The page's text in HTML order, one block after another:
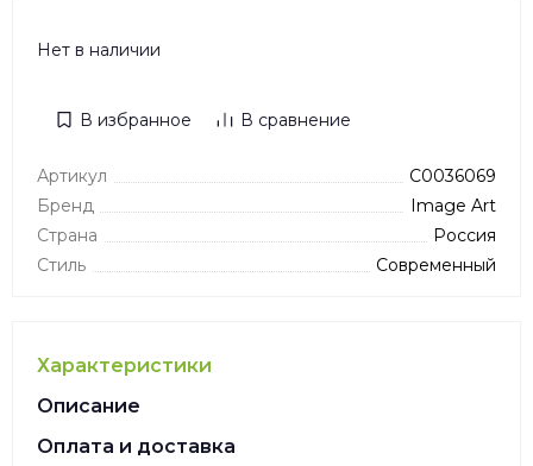
Нет в наличии
В избранное В сравнение
Артикул
C0036069
Бренд
Image Art
Страна
Россия
Стиль
Современный
Характеристики
Описание
Оплата и доставка